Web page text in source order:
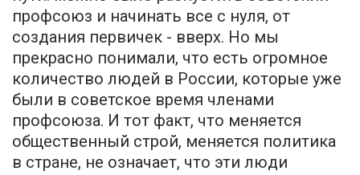
профсоюз и начинать все с нуля, от
создания первичек - вверх. Но мы
прекрасно понимали, что есть огромное
количество людей в России, которые уже
были в советское время членами
профсоюза. И тот факт, что меняется
общественный строй, меняется политика
в стране, не означает, что эти люди